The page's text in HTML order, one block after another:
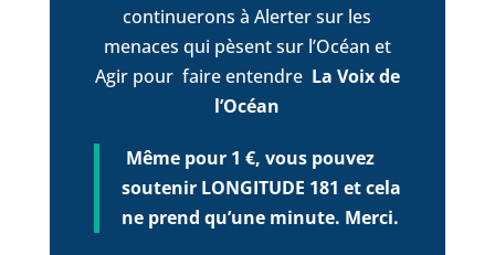
continuerons à Alerter sur les
menaces qui pèsent sur l’Océan et
Agir pour faire entendre La Voix de
l’Océan
Même pour 1 €, vous pouvez
soutenir LONGITUDE 181 et cela
ne prend qu’une minute. Merci.